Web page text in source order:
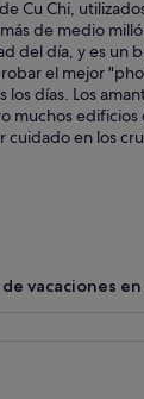
Cu Chi,
de medio
día, y es un
el mejor
días. Los
muchos
en los
vacaciones